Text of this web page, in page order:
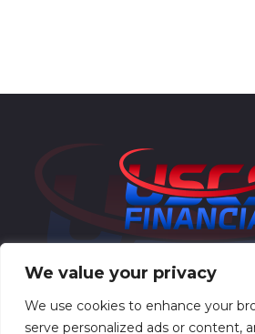
We value your privacy
We use cookies to enhance your
serve personalized ads or content,